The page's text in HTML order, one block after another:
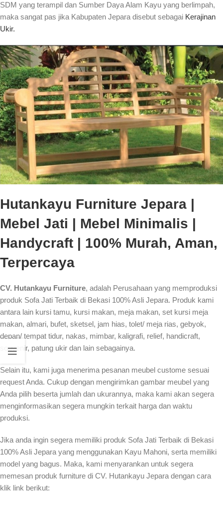
SDM yang terampil dan Sumber Daya Alam Kayu yang berlimpah,
maka sangat pas jika Kabupaten Jepara disebut sebagai Kerajinan
Ukir.
Hutankayu Furniture Jepara |
Mebel Jati | Mebel Minimalis |
Handycraft | 100% Murah, Aman,
Terpercaya
CV. Hutankayu Furniture, adalah Perusahaan yang memproduksi
produk Sofa Jati Terbaik di Bekasi 100% Asli Jepara. Produk kami
antara lain kursi tamu, kursi makan, meja makan, set kursi meja
makan, almari, bufet, sketsel, jam hias, tolet/ meja rias, gebyok,
depan/ tempat tidur, nakas, mimbar, kaligrafi, relief, handicraft,
souvenir, patung ukir dan lain sebagainya.
Selain itu, kami juga menerima pesanan meubel custome sesuai
request Anda. Cukup dengan mengirimkan gambar meubel yang
Anda pilih beserta jumlah dan ukurannya, maka kami akan segera
menginformasikan segera mungkin terkait harga dan waktu
produksi.
Jika anda ingin segera memiliki produk Sofa Jati Terbaik di Bekasi
100% Asli Jepara yang menggunakan Kayu Mahoni, serta memiliki
model yang bagus. Maka, kami menyarankan untuk segera
memesan produk furniture di CV. Hutankayu Jepara dengan cara
klik link berikut: